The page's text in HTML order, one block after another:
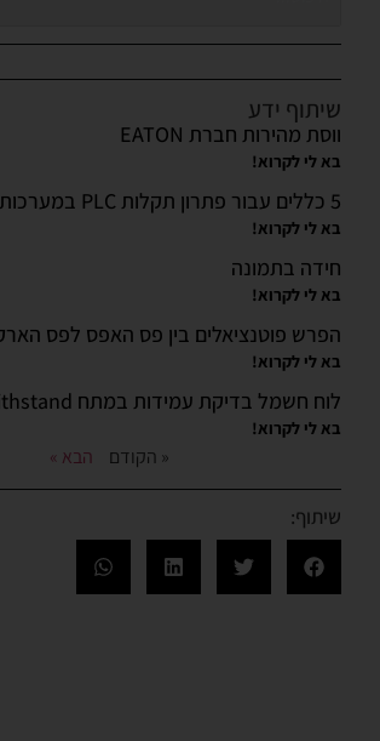
שיתוף ידע
ווסת מהירות חברת EATON
בא לי לקרוא!
בא לי לקרוא!
חידה בתמונה
בא לי לקרוא!
הפרש פוטנציאלים בין פס האפס לפס הארקה
בא לי לקרוא!
לוח חשמל בדיקת עמידות במתח Impulse withstand
בא לי לקרוא!
« הקודם הבא »
שיתוף: